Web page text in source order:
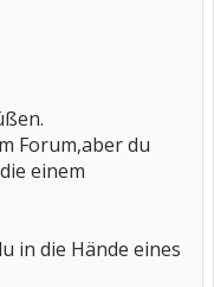
Forum,aber du
einem
in die Hände eines